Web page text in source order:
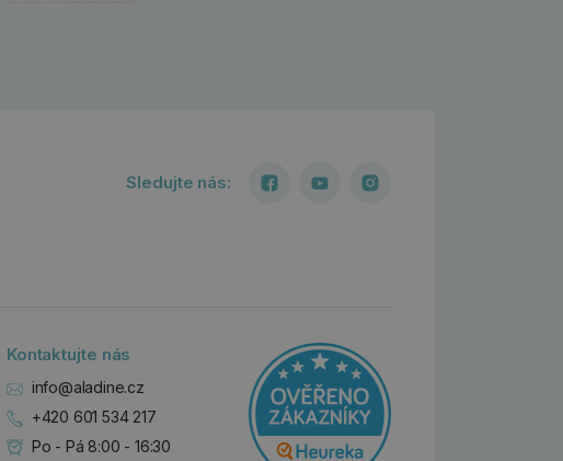
Sledujte nás:
Kontaktujte nás
info@aladine.cz
+420 601 534 217
Po - Pá 8:00 - 16:30